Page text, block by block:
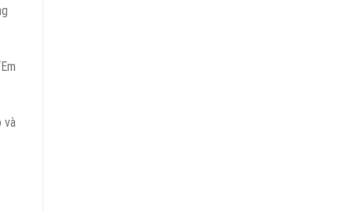
và